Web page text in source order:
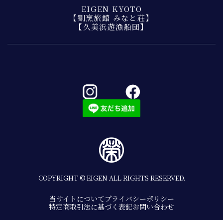
EIGEN KYOTO
【割烹旅館 みなと荘】
【久美浜遊漁船団】
COPYRIGHT © EIGEN ALL RIGHTS RESERVED.
当サイトについてプライバシーポリシー
特定商取引法に基づく表記お問い合わせ